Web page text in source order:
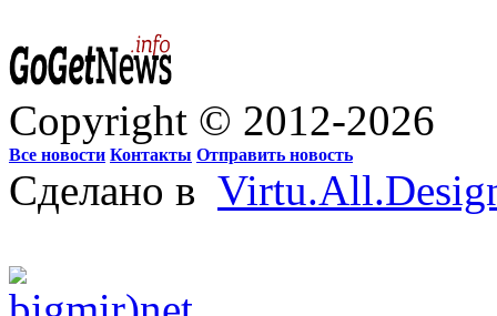
Copyright © 2012-2026
Все новости Контакты Отправить новость
Сделано в